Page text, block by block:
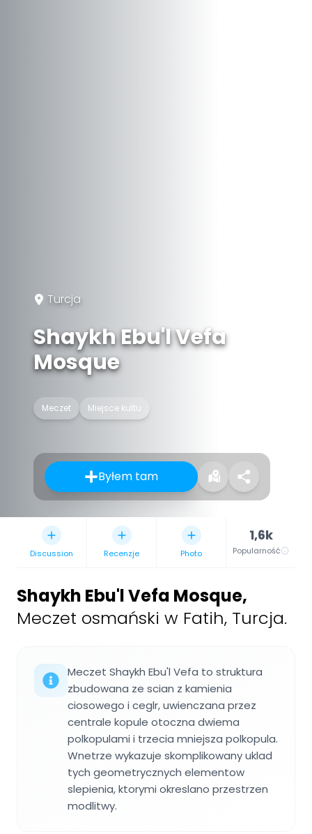
Turcja
Shaykh Ebu'l Vefa
Mosque
Meczet Miejsce kultu
Byłem tam
Discussion Recenzje Photo
1,6k
Popularność
Shaykh Ebu'l Vefa Mosque,
Meczet osmański w Fatih, Turcja.
Meczet Shaykh Ebu'l Vefa to struktura
zbudowana ze scian z kamienia
ciosowego i ceglr, uwienczana przez
centrale kopule otoczna dwiema
polkopulami i trzecia mniejsza polkopula.
Wnetrze wykazuje skomplikowany uklad
tych geometrycznych elementow
slepienia, ktorymi okreslano przestrzen
modlitwy.